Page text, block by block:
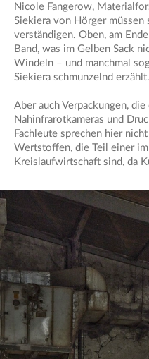
Nicole Fangerow,
Siekiera von Hörger müssen
verständigen. Oben, am
Band, was im Gelben Sack
Windeln – und manchmal
Siekiera schmunzelnd erzählt.
Aber auch Verpackungen,
Nahinfrarotkameras und
Fachleute sprechen hier
Wertstoffen, die Teil einer
Kreislaufwirtschaft sind, da